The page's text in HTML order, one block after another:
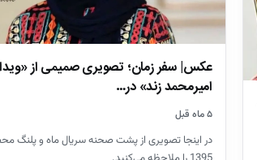
عکس| سفر زمان؛ تصویری صمیمی از
امیرمحمد زند» در…
۵ ماه قبل
در اینجا تصویری از پشت صحنه سریال ماه و پلنگ